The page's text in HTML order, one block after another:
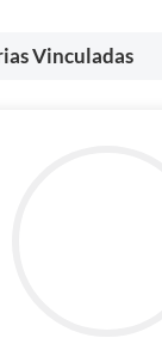
Vinculadas